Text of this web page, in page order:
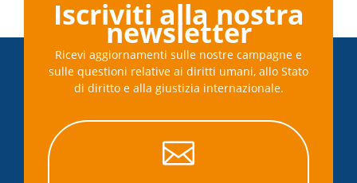
Iscriviti alla nostra
newsletter
Ricevi aggiornamenti sulle nostre campagne e
sulle questioni relative ai diritti umani, allo Stato
di diritto e alla giustizia internazionale.
